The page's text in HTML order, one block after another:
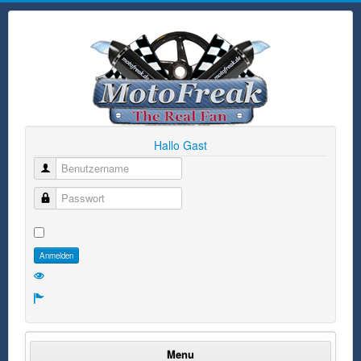
Hallo Gast
Benutzername
Passwort
Anmelden
Menu